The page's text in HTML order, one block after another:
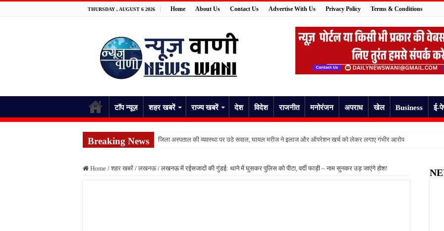
THURSDAY , AUGUST 6 2026 Home About Us Contact Us Advertise With Us Privacy Policy Terms & Conditions
टॉप न्यूज़ शहर खबरें राज्य खबरें देश विदेश राजनीत मनोरंजन अपराध खेल Business ई-
Breaking News जिला अस्पताल की व्यवस्था पर उठे सवाल, घायल मरीज ने इलाज और ऑपरेशन खर्च को लेकर लगाए गंभीर आरोप
आईटीआई एडमिशन 2026: युवाओं के लिए सुनहरा अवसर, 7 अगस्त तक करें ऑनलाइन आवेदन
Home / शहर खबरें / लखनऊ / लखनऊ में रईसजादों की गुंडई: थाने में घुसकर पुलिस को पीटा, वर्दी फाड़ी – नाम सुनकर उड़ जाएंगे होश!